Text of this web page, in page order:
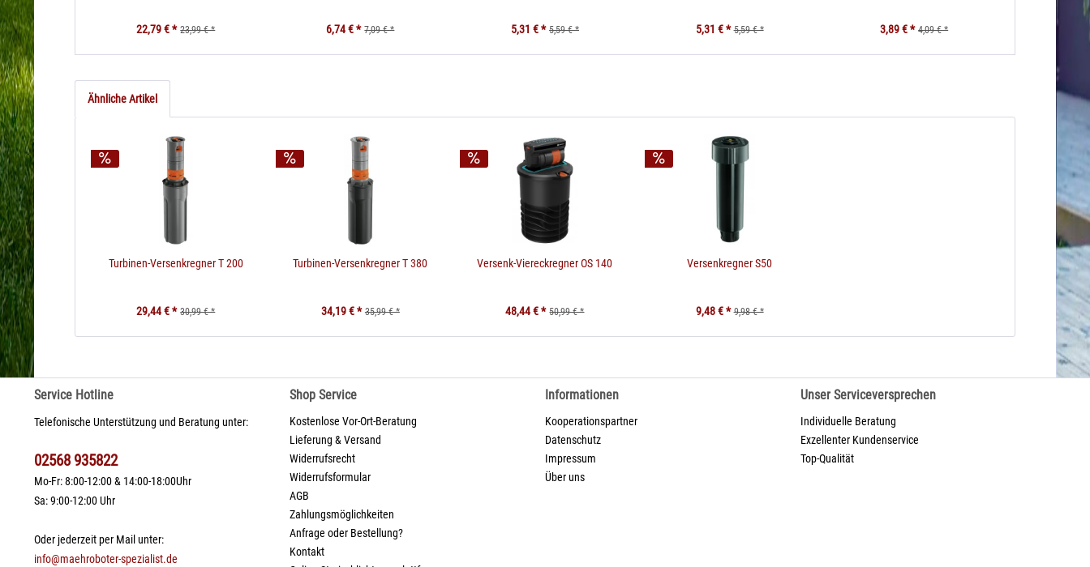
22,79 € * 23,99 € * 6,74 € * 7,09 € * 5,31 € * 5,59 € * 5,31 € * 5,59 € * 3,89 € * 4,09 € *
Ähnliche Artikel
Turbinen-Versenkregner T 200
29,44 € * 30,99 € *
Turbinen-Versenkregner T 380
34,19 € * 35,99 € *
Versenk-Viereckregner OS 140
48,44 € * 50,99 € *
Versenkregner S50
9,48 € * 9,98 € *
Service Hotline
Telefonische Unterstützung und Beratung unter:
02568 935822
Mo-Fr: 8:00-12:00 & 14:00-18:00Uhr
Sa: 9:00-12:00 Uhr
Oder jederzeit per Mail unter:
info@maehroboter-spezialist.de
Shop Service
Kostenlose Vor-Ort-Beratung
Lieferung & Versand
Widerrufsrecht
Widerrufsformular
AGB
Zahlungsmöglichkeiten
Anfrage oder Bestellung?
Kontakt
Informationen
Kooperationspartner
Datenschutz
Impressum
Über uns
Unser Serviceversprechen
Individuelle Beratung
Exzellenter Kundenservice
Top-Qualität